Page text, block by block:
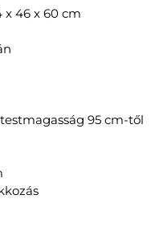
x 46 x 60 cm
95 cm-től